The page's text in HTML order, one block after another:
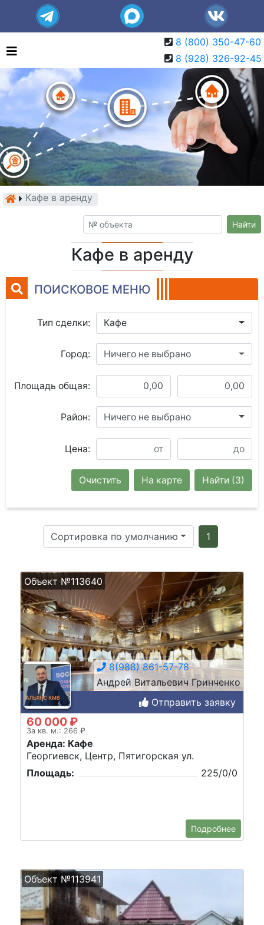
8 (800) 350-47-60
8 (928) 326-92-45
Кафе в аренду
Найти
Кафе в аренду
ПОИСКОВОЕ МЕНЮ
Тип сделки: Кафе
Город: Ничего не выбрано
Площадь общая:
Район: Ничего не выбрано
Цена:
Найти (3)
На карте
Очистить
Сортировка по умолчанию 1
Объект №113640
8(988) 861-57-78
Андрей Витальевич Гринченко
Отправить заявку
60 000 ₽
За кв. м.: 266 ₽
Аренда: Кафе
Георгиевск, Центр, Пятигорская ул.
Площадь:
225/0/0
Подробнее
Объект №113941